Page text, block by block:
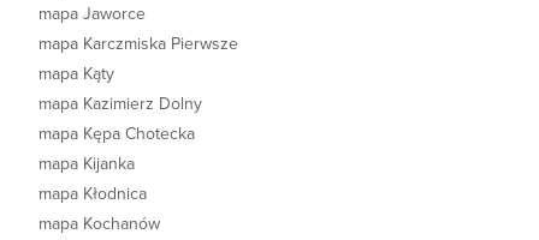
mapa Jaworce
mapa Karczmiska Pierwsze
mapa Kąty
mapa Kazimierz Dolny
mapa Kępa Chotecka
mapa Kijanka
mapa Kłodnica
mapa Kochanów